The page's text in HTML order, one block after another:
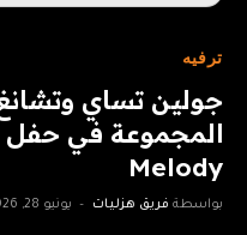
ترفيه
جولين تساي
Melody
بواسطة فريق هزليات يونيو 28, 2026